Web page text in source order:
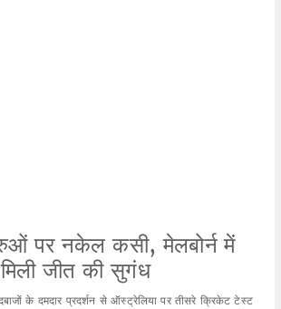
पर नकेल कसी, मेलबोर्न में
जीत की सुगंध
के दमदार प्रदर्शन से ऑस्ट्रेलिया पर तीसरे क्रिकेट टेस्ट